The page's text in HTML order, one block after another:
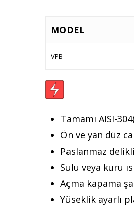
MODEL
VPB
Tamamı AISI-
Ön ve yan düz
Paslanmaz
Sulu veya kuru
Açma kapama
Yüseklik ayarlı